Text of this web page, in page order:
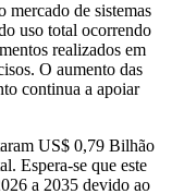
de sistemas
uso total ocorrendo
realizados em
O aumento das
continua a apoiar
US$ 0,79 Bilhão
Espera-se que este
a 2035 devido ao